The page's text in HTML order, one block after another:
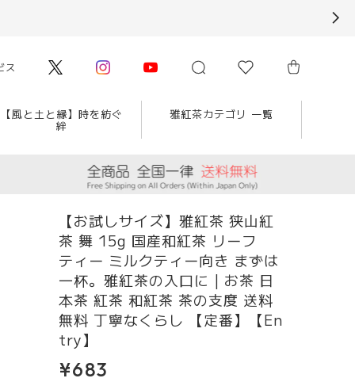
ス
【風と土と縁】時を紡ぐ
絆
雅紅茶カテゴリ 一覧
【お試しサイズ】雅紅茶 狭山紅
茶 舞 15g 国産和紅茶 リーフ
ティー ミルクティー向き まずは
一杯。雅紅茶の入口に | お茶 日
本茶 紅茶 和紅茶 茶の支度 送料
無料 丁寧なくらし 【定番】【En
try】
¥683